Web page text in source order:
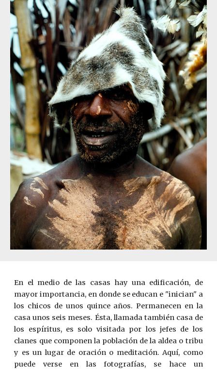
En el medio de las casas hay una edificación, de
mayor importancia, en donde se educan e "inician" a
los chicos de unos quince años. Permanecen en la
casa unos seis meses. Ésta, llamada también casa de
los espíritus, es solo visitada por los jefes de los
clanes que componen la población de la aldea o tribu
y es un lugar de oración o meditación. Aquí, como
puede verse en las fotografías, se hace un